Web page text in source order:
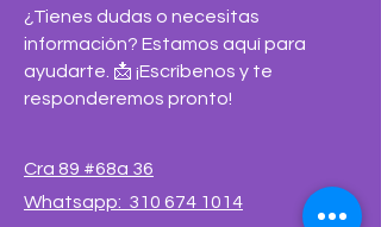
¿Tienes dudas o necesitas
información? Estamos aquí para
ayudarte. 📩 ¡Escríbenos y te
responderemos pronto!
Cra 89 #68a 36
Whatsapp: 310 674 1014